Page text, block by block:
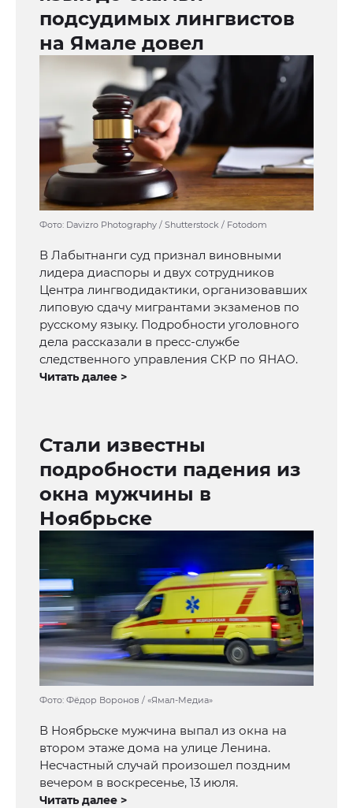
подсудимых лингвистов
на Ямале довел
Фото: Davizro Photography / Shutterstock / Fotodom
В Лабытнанги суд признал виновными
лидера диаспоры и двух сотрудников
Центра лингводидактики, организовавших
липовую сдачу мигрантами экзаменов по
русскому языку. Подробности уголовного
дела рассказали в пресс-службе
следственного управления СКР по ЯНАО.
Читать далее >
Стали известны
подробности падения из
окна мужчины в
Ноябрьске
Фото: Фёдор Воронов / «Ямал-Медиа»
В Ноябрьске мужчина выпал из окна на
втором этаже дома на улице Ленина.
Несчастный случай произошел поздним
вечером в воскресенье, 13 июля.
Читать далее >